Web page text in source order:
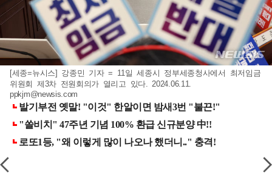
[세종=뉴시스] 강종민 기자 = 11일 세종시 정부세종청사에서 최저임금
위원회 제3차 전원회의가 열리고 있다. 2024.06.11.
ppkjm@newsis.com